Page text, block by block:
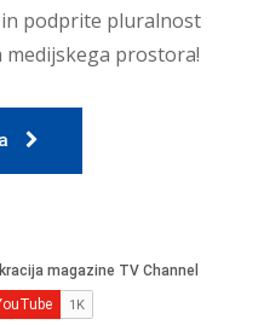
podprite pluralnost
medijskega prostora!